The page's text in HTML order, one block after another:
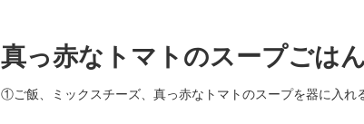
真っ赤なトマトのスープごはん
①ご飯、ミックスチーズ、真っ赤なトマトのスープを器に入れ